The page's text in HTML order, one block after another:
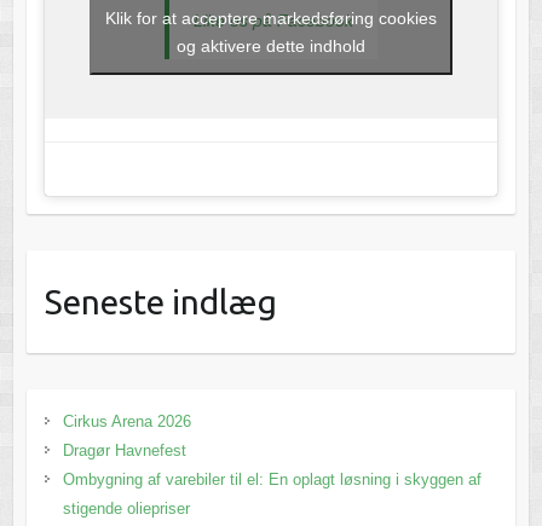
Like os på Facebook
Klik for at acceptere markedsføring cookies
og aktivere dette indhold
Seneste indlæg
Cirkus Arena 2026
Dragør Havnefest
Ombygning af varebiler til el: En oplagt løsning i skyggen af
stigende oliepriser